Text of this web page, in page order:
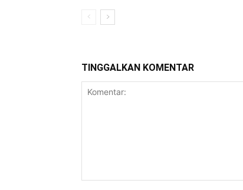
TINGGALKAN KOMENTAR